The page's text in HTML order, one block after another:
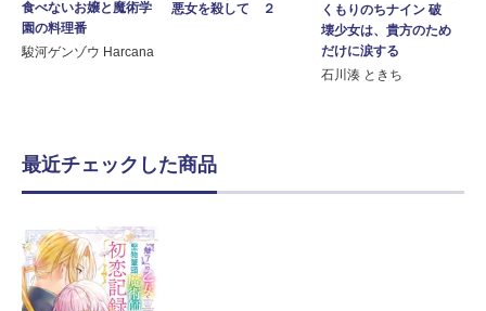
食べないお嬢と魔術学
園の料理番
駿河ゲンゾウ Harcana
悪女を殺して ２
くもりのちナイン 破
壊少女は、貴方のため
だけに涙する
石川湊 ときち
最近チェックした商品